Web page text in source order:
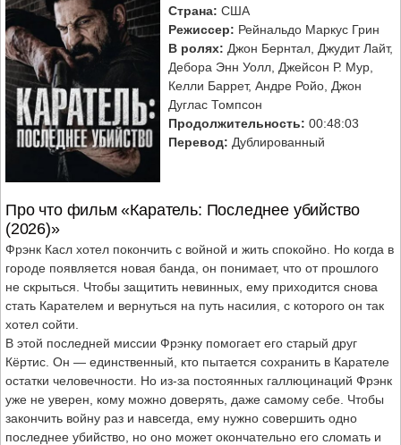
Страна: США
Режиссер: Рейнальдо Маркус Грин
В ролях: Джон Бернтал, Джудит Лайт,
Дебора Энн Уолл, Джейсон Р. Мур,
Келли Баррет, Андре Ройо, Джон
Дуглас Томпсон
Продолжительность: 00:48:03
Перевод: Дублированный
Про что фильм «Каратель: Последнее убийство
(2026)»
Фрэнк Касл хотел покончить с войной и жить спокойно. Но когда в
городе появляется новая банда, он понимает, что от прошлого
не скрыться. Чтобы защитить невинных, ему приходится снова
стать Карателем и вернуться на путь насилия, с которого он так
хотел сойти.
В этой последней миссии Фрэнку помогает его старый друг
Кёртис. Он — единственный, кто пытается сохранить в Карателе
остатки человечности. Но из-за постоянных галлюцинаций Фрэнк
уже не уверен, кому можно доверять, даже самому себе. Чтобы
закончить войну раз и навсегда, ему нужно совершить одно
последнее убийство, но оно может окончательно его сломать и